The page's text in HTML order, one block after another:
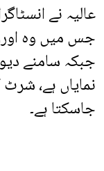
عالیہ نے
جس میں وہ
جبکہ سامنے
نمایاں ہے،
جاسکتا ہے۔